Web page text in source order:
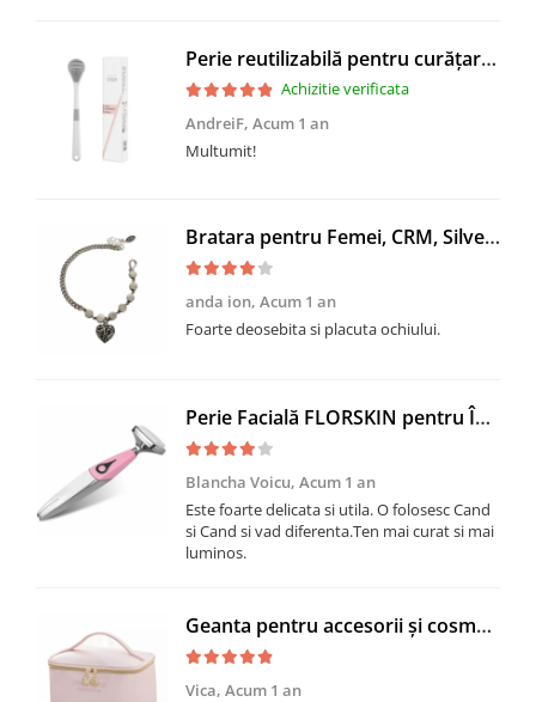
Perie reutilizabilă pentru curățarea limbii, Oral Pure
Achizitie verificata
AndreiF, Acum 1 an
Multumit!
Bratara pentru Femei, CRM, SilverHeart, 17+3 cm
anda ion, Acum 1 an
Foarte deosebita si placuta ochiului.
Perie Facială FLORSKIN pentru Îngrijire și Curățare - Îndepărtare Impurități și Machiaj, Roz
Blancha Voicu, Acum 1 an
Este foarte delicata si utila. O folosesc Cand
si Cand si vad diferenta.Ten mai curat si mai
luminos.
Geanta pentru accesorii și cosmetice, CRM, portabila, roz
Vica, Acum 1 an